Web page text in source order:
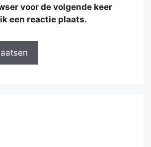
voor de volgende keer
een reactie plaats.